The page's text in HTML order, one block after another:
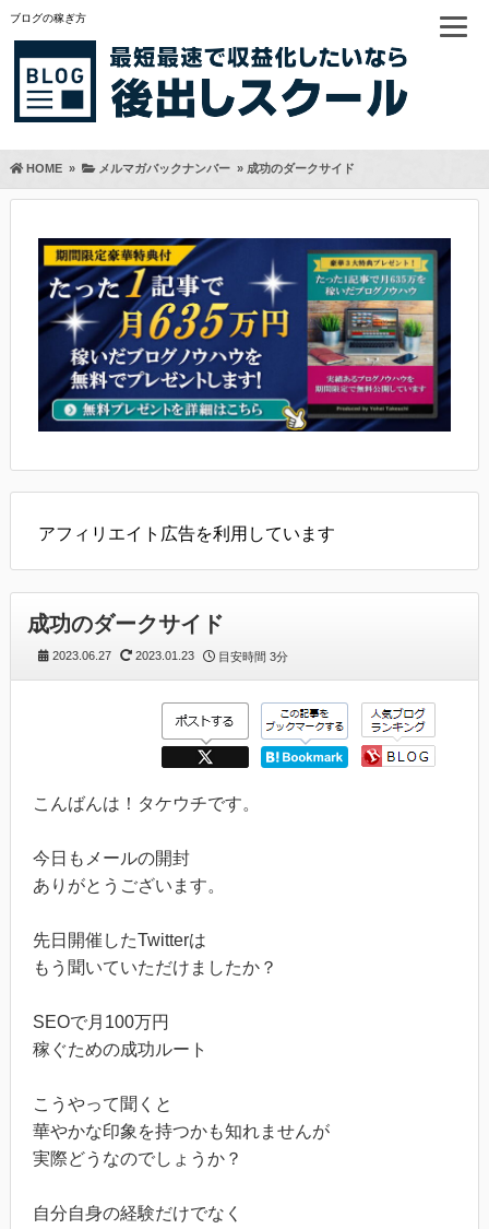
ブログの稼ぎ方
HOME» メルマガバックナンバー» 成功のダークサイド
アフィリエイト広告を利用しています
成功のダークサイド
2023.06.27 2023.01.23 目安時間 3分
こんばんは！タケウチです。
今日もメールの開封
ありがとうございます。
先日開催したTwitterは
もう聞いていただけましたか？
SEOで月100万円
稼ぐための成功ルート
こうやって聞くと
華やかな印象を持つかも知れませんが
実際どうなのでしょうか？
自分自身の経験だけでなく